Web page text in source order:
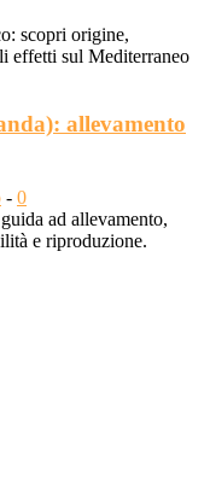
scopri origine,
effetti sul Mediterraneo
allevamento
- 0
ad allevamento,
e riproduzione.